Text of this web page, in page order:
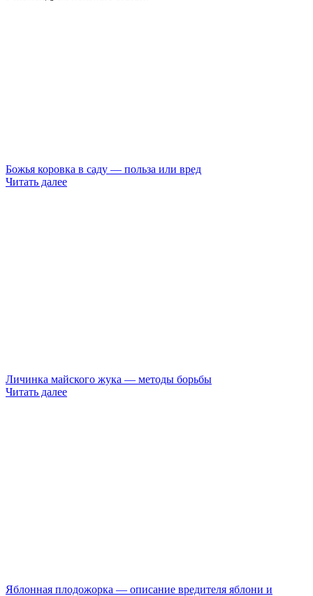
Божья коровка в саду — польза или вред
Читать далее
Личинка майского жука — методы борьбы
Читать далее
Яблонная плодожорка — описание вредителя яблони и